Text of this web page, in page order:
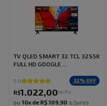
TV QLED SMART 32 TCL 32S5K
FULL HD GOOGLE ...
5.0 32% OFF
R$1.022,00no Pix
ou 10x de R$ 109,90 s/juros